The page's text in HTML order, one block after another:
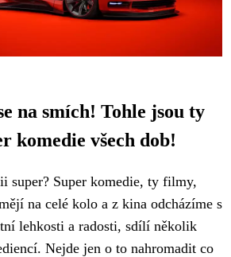
na smích! Tohle jsou ty
komedie všech dob!
super? Super komedie, ty filmy,
na celé kolo a z kina odcházíme s
lehkosti a radosti, sdílí několik
Nejde jen o to nahromadit co